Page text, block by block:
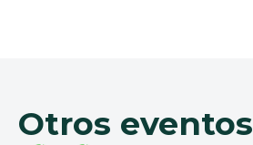
Otros eventos